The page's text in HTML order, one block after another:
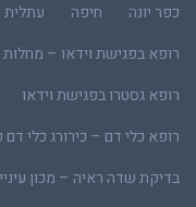
כפר יונה
חיפה עתלית
רופא בפגישת וידאו –
רופא גסטרו בפגישת וידאו
רופא כלי דם – כירורג כלי דם
בדיקת שדה ראיה – מכון